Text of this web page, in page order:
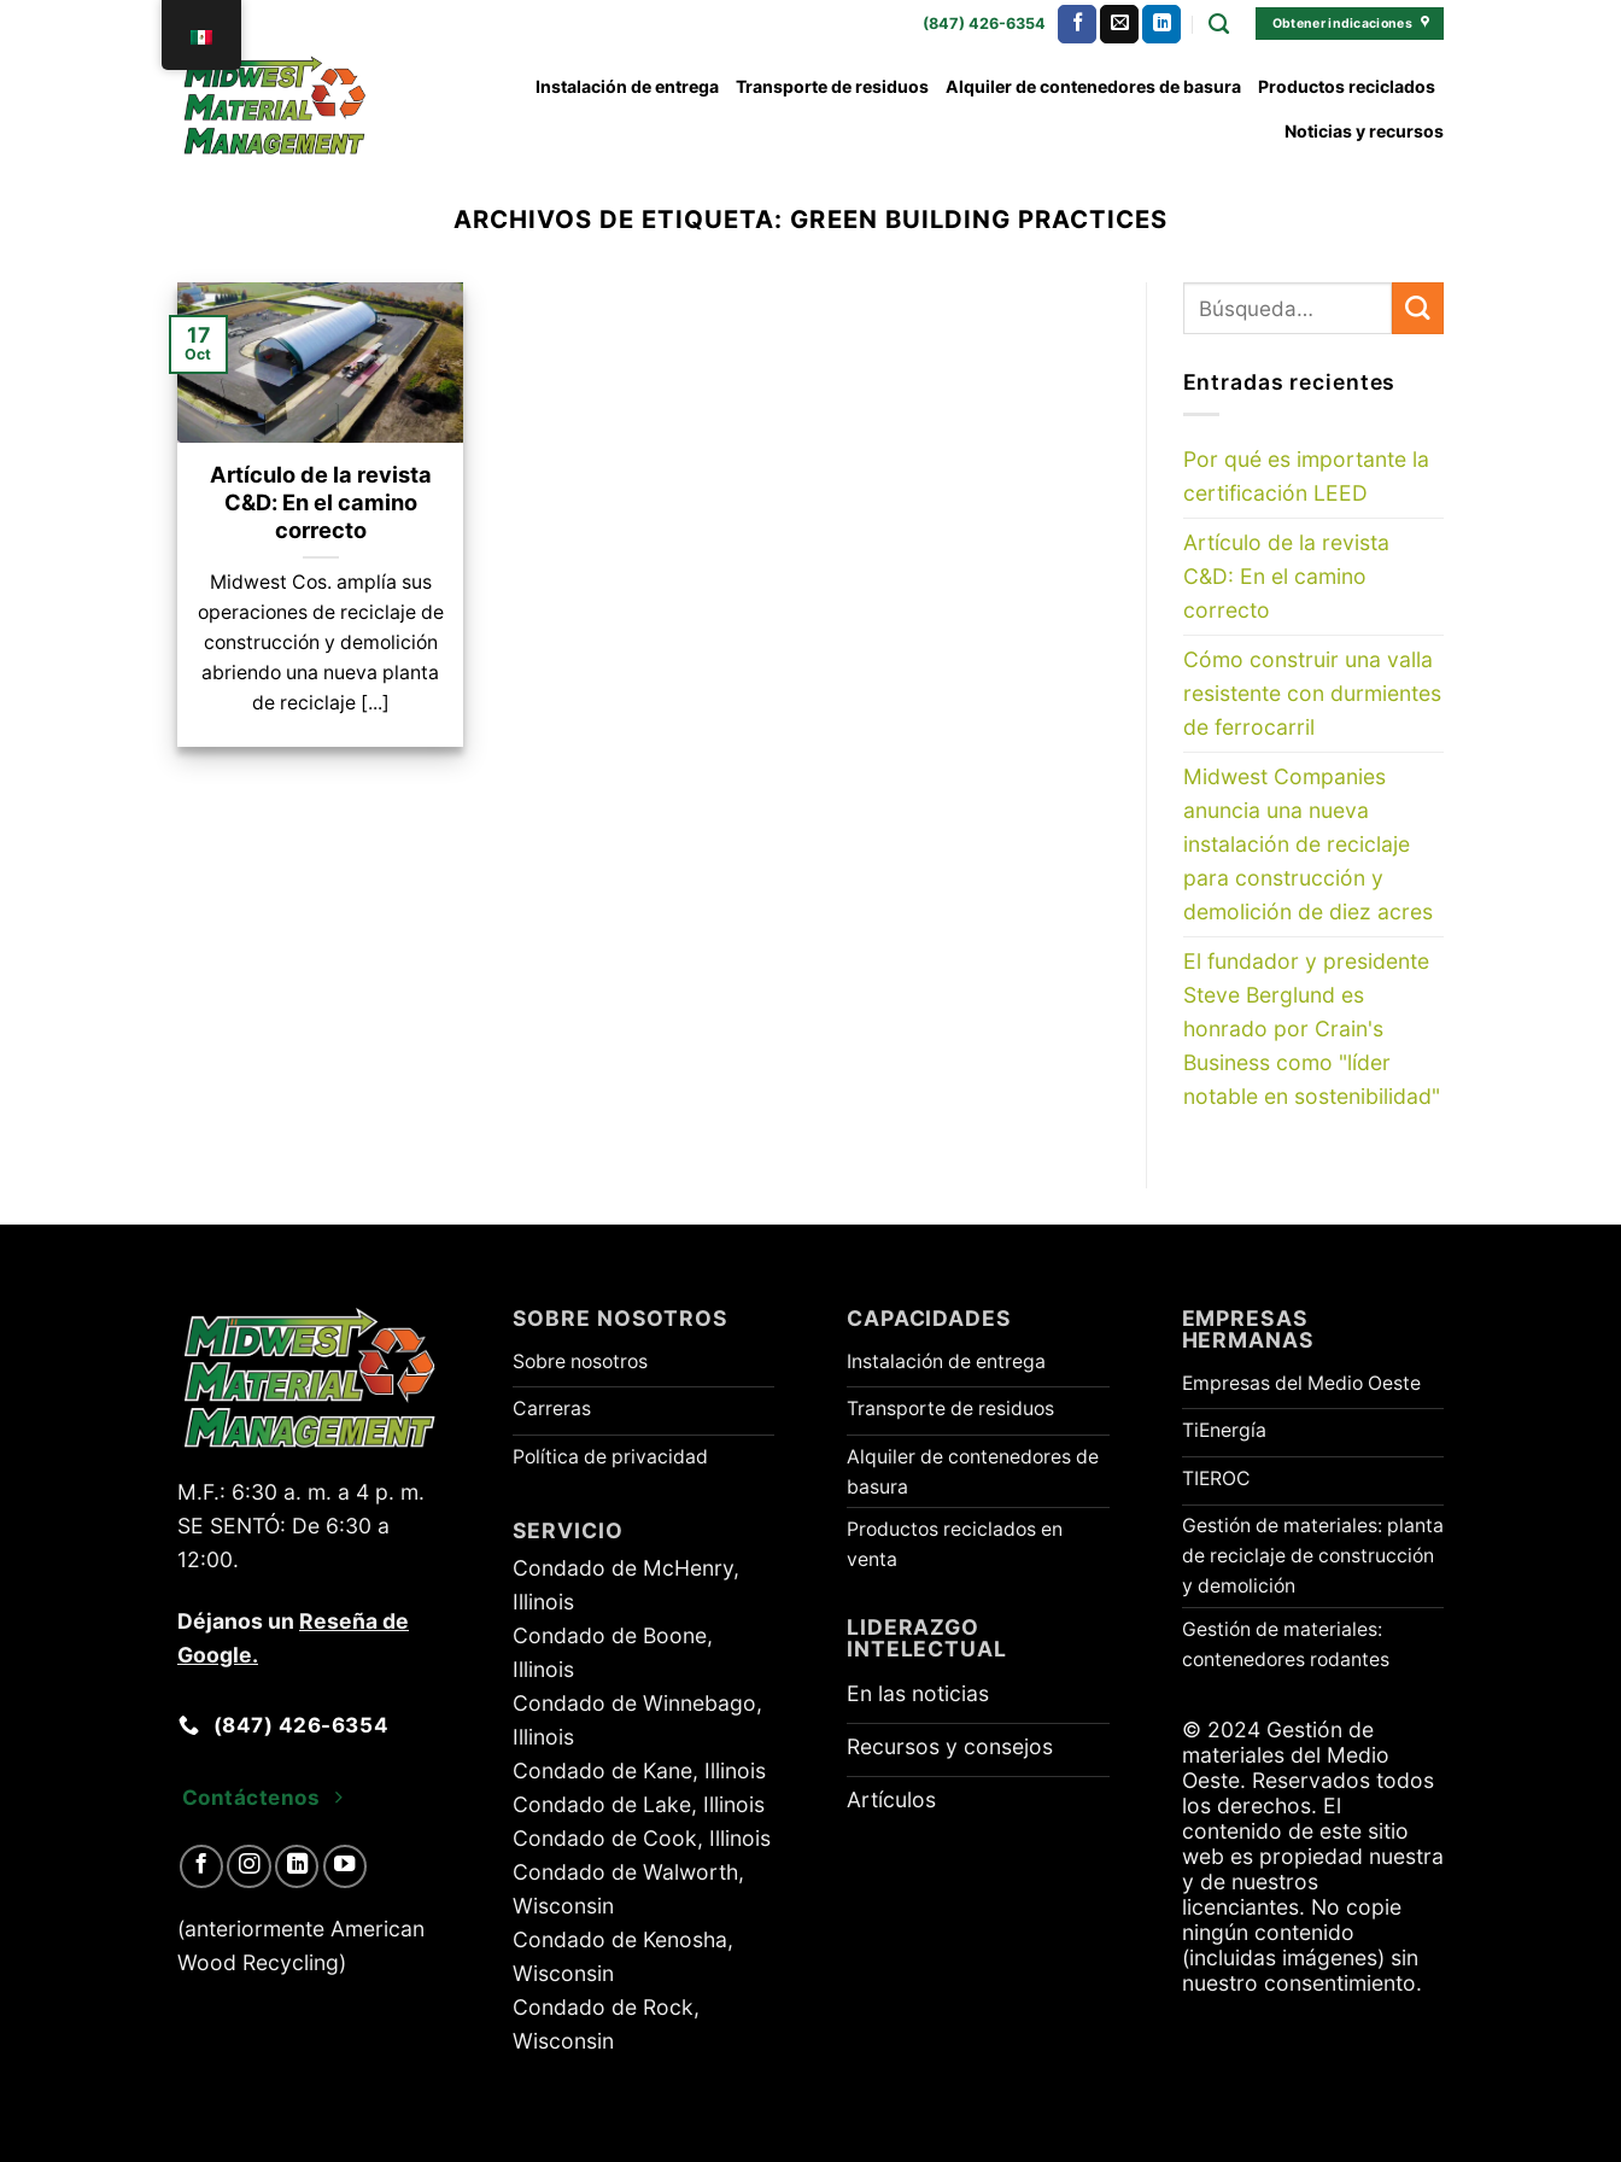
(847) 426-6354 Obtener indicaciones
Instalación de entrega Transporte de residuos Alquiler de contenedores de basura Productos reciclados
Noticias y recursos
ARCHIVOS DE ETIQUETA: GREEN BUILDING PRACTICES
Artículo de la revista
C&D: En el camino
correcto
Midwest Cos. amplía sus
operaciones de reciclaje de
construcción y demolición
abriendo una nueva planta
de reciclaje [...]
17
Oct
Entradas recientes
Por qué es importante la
certificación LEED
Artículo de la revista
C&D: En el camino
correcto
Cómo construir una valla
resistente con durmientes
de ferrocarril
Midwest Companies
anuncia una nueva
instalación de reciclaje
para construcción y
demolición de diez acres
El fundador y presidente
Steve Berglund es
honrado por Crain's
Business como "líder
notable en sostenibilidad"
M.F.: 6:30 a. m. a 4 p. m.
SE SENTÓ: De 6:30 a
12:00.
Déjanos un Reseña de
Google.
(847) 426-6354
Contáctenos
(anteriormente American
Wood Recycling)
SOBRE NOSOTROS
Sobre nosotros
Carreras
Política de privacidad
SERVICIO
Condado de McHenry,
Illinois
Condado de Boone,
Illinois
Condado de Winnebago,
Illinois
Condado de Kane, Illinois
Condado de Lake, Illinois
Condado de Cook, Illinois
Condado de Walworth,
Wisconsin
Condado de Kenosha,
Wisconsin
Condado de Rock,
Wisconsin
CAPACIDADES
Instalación de entrega
Transporte de residuos
Alquiler de contenedores de
basura
Productos reciclados en
venta
LIDERAZGO
INTELECTUAL
En las noticias
Recursos y consejos
Artículos
EMPRESAS
HERMANAS
Empresas del Medio Oeste
TiEnergía
TIEROC
Gestión de materiales: planta
de reciclaje de construcción
y demolición
Gestión de materiales:
contenedores rodantes
© 2024 Gestión de
materiales del Medio
Oeste. Reservados todos
los derechos. El
contenido de este sitio
web es propiedad nuestra
y de nuestros
licenciantes. No copie
ningún contenido
(incluidas imágenes) sin
nuestro consentimiento.